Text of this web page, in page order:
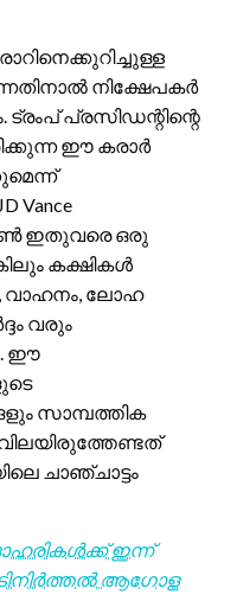
നിക്ഷേപകർ
പ്രസിഡന്റിന്റെ
ഈ കരാർ
Vance
ഇതുവരെ ഒരു
കക്ഷികൾ
വാഹനം, ലോഹ
വരും
ഈ
സാമ്പത്തിക
ചാഞ്ചാട്ടം
ഇന്ന്
ആഗോള